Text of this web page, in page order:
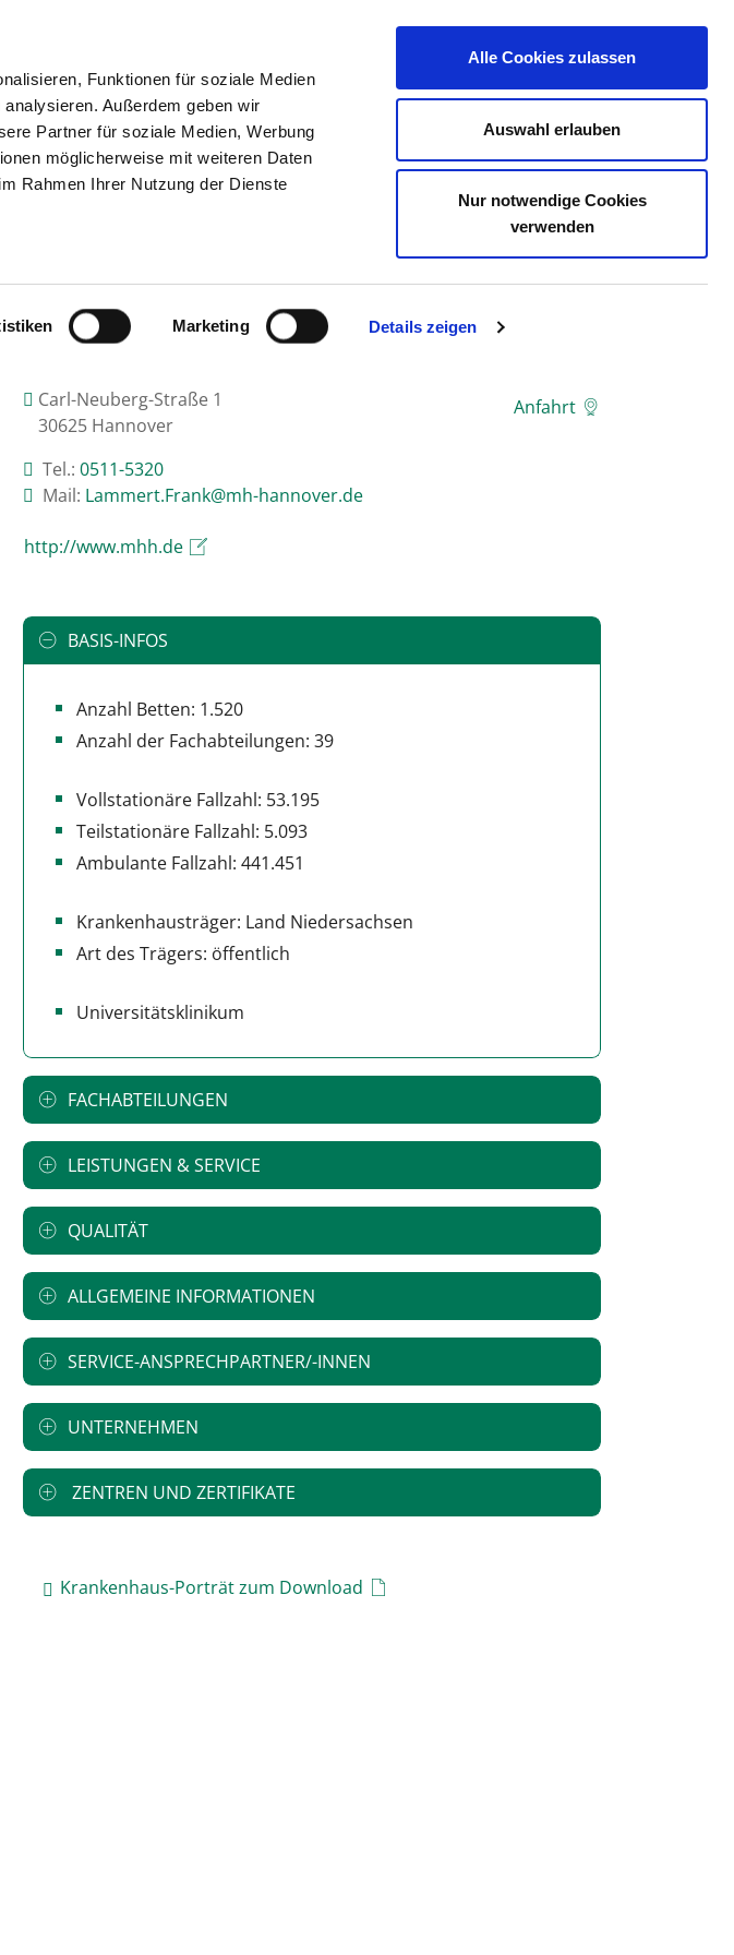
Funktionen für soziale Medien
Außerdem geben wir
Partner für soziale Medien, Werbung
möglicherweise mit weiteren Daten
Rahmen Ihrer Nutzung der Dienste
Marketing Details zeigen
Alle Cookies zulassen
Auswahl erlauben
Nur notwendige Cookies
verwenden
TIPPS & HILFE DAS VERZEICHNIS STELLENBÖRSE KONTAKT
HANNOVER
Carl-Neuberg-Straße 1
30625 Hannover
Tel.: 0511-5320
Mail: ed.revonnah-hm@knarF.tremmaL
Anfahrt
http://www.mhh.de
BASIS-INFOS
Anzahl Betten: 1.520
Anzahl der Fachabteilungen: 39
Vollstationäre Fallzahl: 53.195
Teilstationäre Fallzahl: 5.093
Ambulante Fallzahl: 441.451
Krankenhausträger: Land Niedersachsen
Art des Trägers: öffentlich
Universitätsklinikum
FACHABTEILUNGEN
LEISTUNGEN & SERVICE
QUALITÄT
ALLGEMEINE INFORMATIONEN
SERVICE-ANSPRECHPARTNER/-INNEN
UNTERNEHMEN
ZENTREN UND ZERTIFIKATE
Krankenhaus-Porträt zum Download